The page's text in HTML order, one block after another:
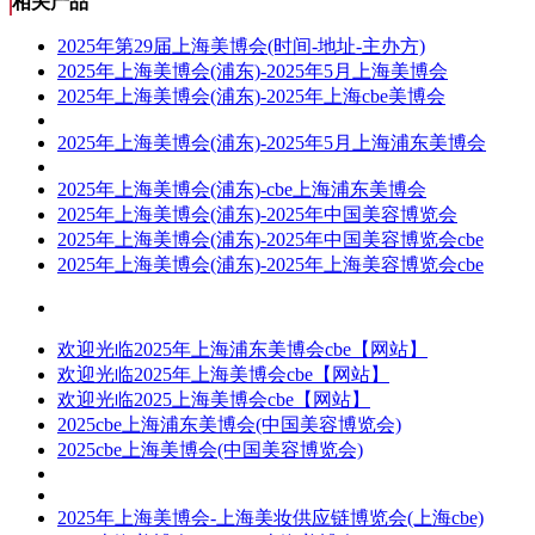
2025年第29届上海美博会(时间-地址-主办方)
2025年上海美博会(浦东)-2025年5月上海美博会
2025年上海美博会(浦东)-2025年上海cbe美博会
2025年上海美博会(浦东)-2025年5月上海浦东美博会
2025年上海美博会(浦东)-cbe上海浦东美博会
2025年上海美博会(浦东)-2025年中国美容博览会
2025年上海美博会(浦东)-2025年中国美容博览会cbe
2025年上海美博会(浦东)-2025年上海美容博览会cbe
欢迎光临2025年上海浦东美博会cbe【网站】
欢迎光临2025年上海美博会cbe【网站】
欢迎光临2025上海美博会cbe【网站】
2025cbe上海浦东美博会(中国美容博览会)
2025cbe上海美博会(中国美容博览会)
2025年上海美博会-上海美妆供应链博览会(上海cbe)